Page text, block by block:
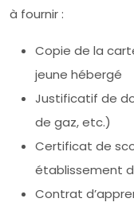
à fournir :
Copie de la
jeune hébergé
Justificatif de
de gaz, etc.)
Certificat de
établissement
Contrat